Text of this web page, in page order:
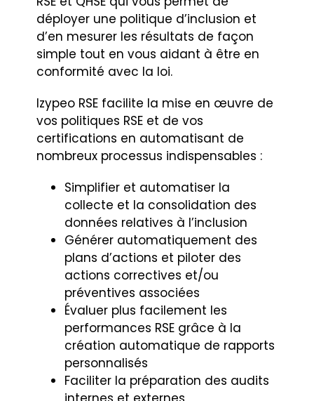
déployer une politique d’inclusion et
d’en mesurer les résultats de façon
simple tout en vous aidant à être en
conformité avec la loi.
Izypeo RSE facilite la mise en œuvre de
vos politiques RSE et de vos
certifications en automatisant de
nombreux processus indispensables :
Simplifier et automatiser la
collecte et la consolidation des
données relatives à l’inclusion
Générer automatiquement des
plans d’actions et piloter des
actions correctives et/ou
préventives associées
Évaluer plus facilement les
performances RSE grâce à la
création automatique de rapports
personnalisés
Faciliter la préparation des audits